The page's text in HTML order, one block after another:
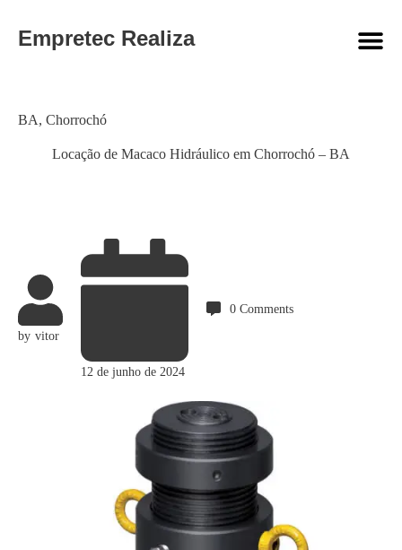
Empretec Realiza
Locação de Macaco Hidráulico em Chorrochó – BA
Category
BA, Chorrochó
by vitor
12 de junho de 2024
0 Comments